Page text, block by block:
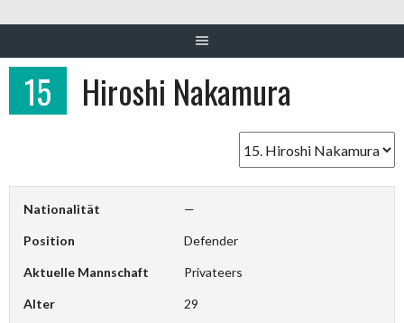
15 Hiroshi Nakamura
Nationalität —
Position Defender
Aktuelle Mannschaft Privateers
Alter 29